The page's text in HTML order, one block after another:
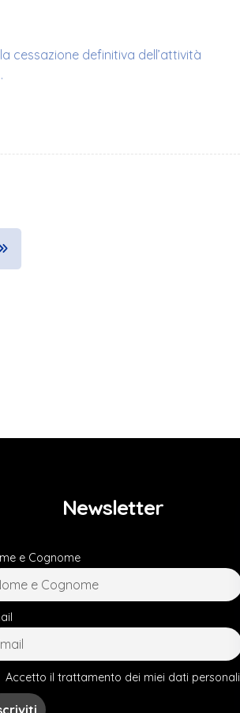
cessazione definitiva dell’attività
Newsletter
e Cognome
Accetto il trattamento dei miei dati personali